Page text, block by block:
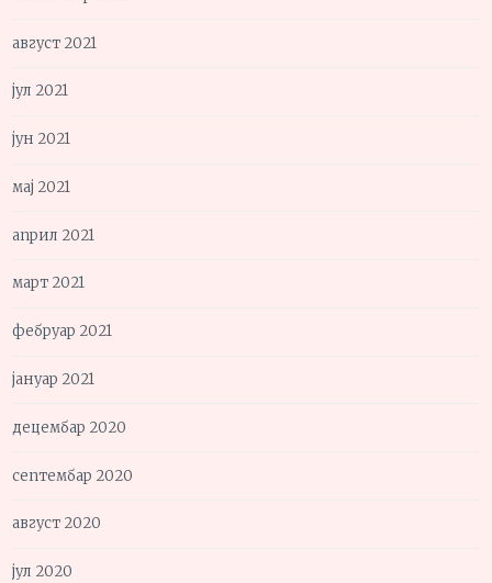
август 2021
јул 2021
јун 2021
мај 2021
април 2021
март 2021
фебруар 2021
јануар 2021
децембар 2020
септембар 2020
август 2020
јул 2020